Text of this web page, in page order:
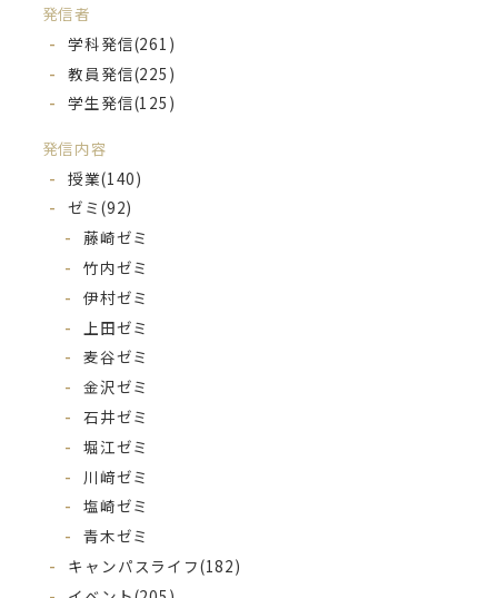
発信者
学科発信(261)
教員発信(225)
学生発信(125)
発信内容
授業(140)
ゼミ(92)
藤崎ゼミ
竹内ゼミ
伊村ゼミ
上田ゼミ
麦谷ゼミ
金沢ゼミ
石井ゼミ
堀江ゼミ
川﨑ゼミ
塩崎ゼミ
青木ゼミ
キャンパスライフ(182)